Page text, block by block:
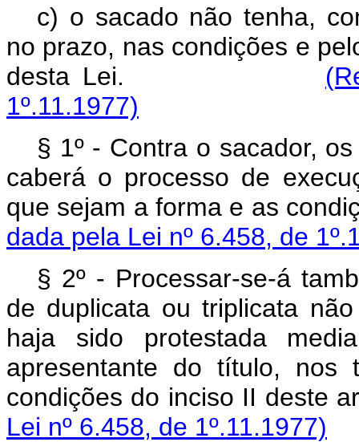
c) o sacado não tenha,
no prazo, nas condições e
desta Lei.
1º.11.1977)
§ 1º - Contra o sacador,
caberá o processo de
que sejam a forma e as
dada pela Lei nº 6.458, de
§ 2º - Processar-se-á
de duplicata ou triplicata
haja sido protestada
apresentante do título, nos
condições do inciso II
Lei nº 6.458, de 1º.11.1977)